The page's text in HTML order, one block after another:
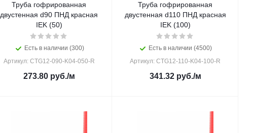
Труба гофрированная
двустенная d90 ПНД красная
IEK (50)
Есть в наличии (300)
Артикул: CTG12-090-K04-050-R
273.80руб./м
Труба гофрированная
двустенная d110 ПНД красная
IEK (100)
Есть в наличии (4500)
Артикул: CTG12-110-K04-100-R
341.32руб./м